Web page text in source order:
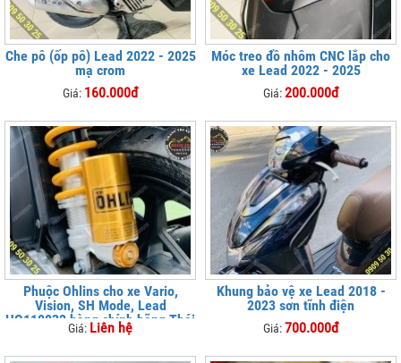
Che pô (ốp pô) Lead 2022 - 2025
mạ crom
Giá: 160.000đ
Móc treo đồ nhôm CNC lắp cho
xe Lead 2022 - 2025
Giá:200.000đ
Phuộc Ohlins cho xe Vario,
Vision, SH Mode, Lead
HO110032 hàng chính hãng Thái
Lan
Giá: Liên hệ
Khung bảo vệ xe Lead 2018 -
2023 sơn tĩnh điện
Giá:700.000đ